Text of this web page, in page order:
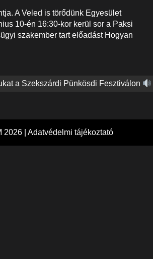
A Veled is törődünk Egyesület
10-én 16:30-kor kerül sor a Paksi
szakember tart előadást Hogyan
a Szekszárdi Pünkösdi Fesztiválon
2026 | Adatvédelmi tájékoztató